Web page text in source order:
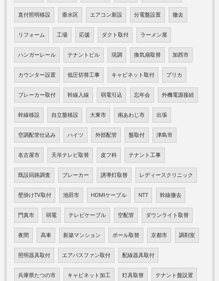
直付照明移設 垂水区 エアコン新設 分電盤設置 撤去
リフォーム 工場 応援 ダクト取付 ラーメン屋
ハンガーレール テナントビル 現調 換気扇取替 加西市
カウンター設置 低圧切替工事 キャビネット取付 プリカ
ブレーカー取付 幹線入線 弱電引込 忘年会 外機電源接続
幹線移設 自立盤移設 大東市 南あわじ市 出張
空調配管仕込み ハイツ 外部配管 盤取付 津島市
名古屋市 天吊テレビ取替 皮フ科 テナント工事
既設回路調査 ブレーカー 誘導灯取替 レディースクリニック
壁掛けTV取付 池田市 HDMIケーブル NTT 幹線撤去
門真市 弱電 テレビケーブル 空配管 ダウンライト取替
夜間 高車 新築マンション ポール取替 京都市 調剤室
照明器具取付 エアパスファン取付 配線器具取付
兵庫県たつの市 キャビネット加工 灯具取替 テナント盤設置